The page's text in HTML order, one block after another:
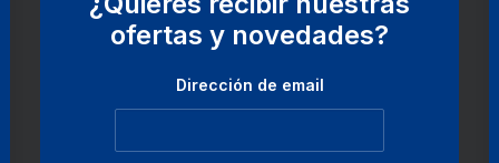
ofertas y novedades?
Dirección de email